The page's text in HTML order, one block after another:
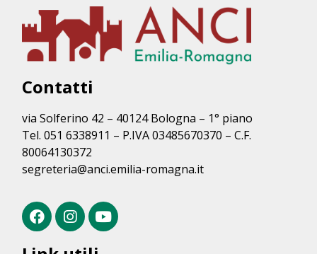
Contatti
via Solferino 42 – 40124 Bologna – 1° piano
Tel. 051 6338911 – P.IVA 03485670370 – C.F.
80064130372
segreteria@anci.emilia-romagna.it